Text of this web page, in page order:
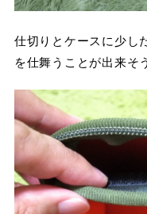
仕切りとケースに少し
を仕舞うことが出来そ